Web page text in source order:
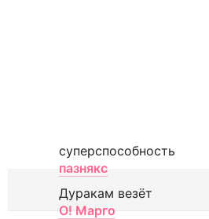
суперспособность
пазнякс
Дуракам везёт
О! Марго